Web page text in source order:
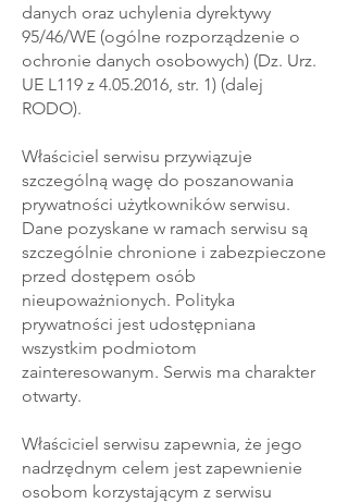
danych oraz uchylenia dyrektywy
95/46/WE (ogólne rozporządzenie o
ochronie danych osobowych) (Dz. Urz.
UE L119 z 4.05.2016 , str. 1) (dalej
RODO).
Właściciel serwisu przywiązuje
szczególną wagę do poszanowania
prywatności użytkowników serwisu.
Dane pozyskane w ramach serwisu są
szczególnie chronione i zabezpieczone
przed dostępem osób
nieupoważnionych. Polityka
prywatności jest udostępniana
wszystkim podmiotom
zainteresowanym. Serwis ma charakter
otwarty.
Właściciel serwisu zapewnia, że jego
nadrzędnym celem jest zapewnienie
osobom korzystającym z serwisu